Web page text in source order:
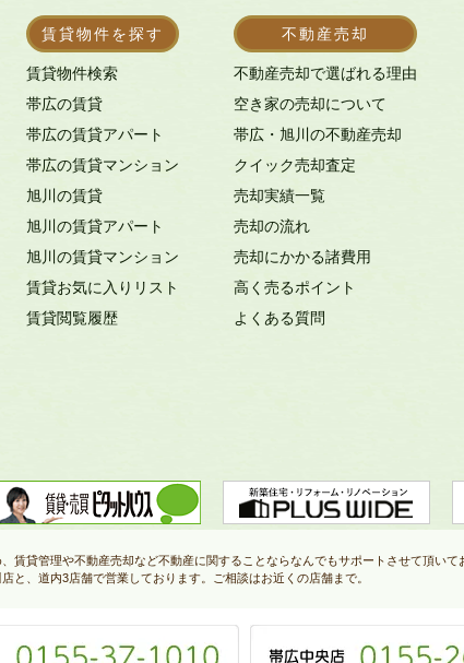
賃貸物件を探す
賃貸物件検索
帯広の賃貸
帯広の賃貸アパート
帯広の賃貸マンション
旭川の賃貸
旭川の賃貸アパート
旭川の賃貸マンション
賃貸お気に入りリスト
賃貸閲覧履歴
不動産売却
不動産売却で選ばれる理由
空き家の売却について
帯広・旭川の不動産売却
クイック売却査定
売却実績一覧
売却の流れ
売却にかかる諸費用
高く売るポイント
よくある質問
賃貸管理や不動産売却など不動産に関することならなんでもサポートさせて頂いて
、道内3店舗で営業しております。ご相談はお近くの店舗まで。